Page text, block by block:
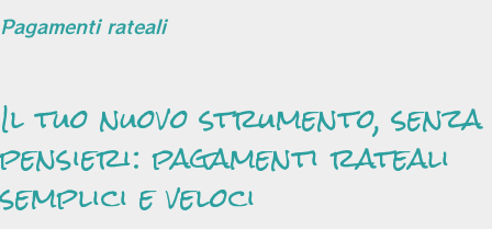
Pagamenti rateali
Il tuo nuovo strumento, senza
pensieri: pagamenti rateali
semplici e veloci